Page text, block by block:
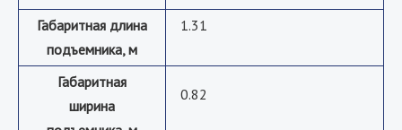
Габаритная длина
подъемника, м
1.31
Габаритная
ширина
0.82